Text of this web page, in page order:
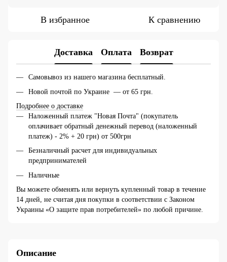
В избранное К сравнению
Доставка Оплата Возврат
Самовывоз из нашего магазина бесплатный.
Новой почтой по Украине — от 65 грн.
Подробнее о доставке
Наложенный платеж "Новая Почта" (покупатель
оплачивает обратный денежный перевод (наложенный
платеж) - 2% + 20 грн) от 500грн
Безналичный расчет для индивидуальных
предпринимателей
Наличные
Вы можете обменять или вернуть купленный товар в течение
14 дней, не считая дня покупки в соответствии с Законом
Украины «О защите прав потребителей» по любой причине.
Описание